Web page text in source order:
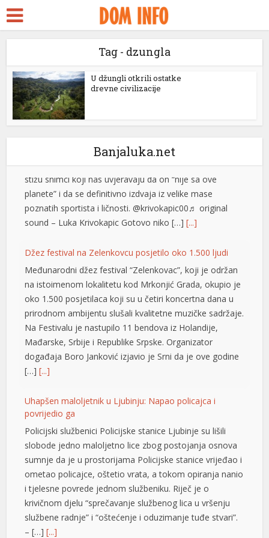
Escort
ifşa
panel
panel
panel
panel
panel
panel
panel
panel
panel
panel
panel
panel
panel
Tag - dzungla
U džungli otkrili ostatke
drevne civilizacije
Banjaluka.net
Izašao na scenu: Novak Đoković zapjevao sa Vladom
Georgievom u Herceg Novom (VIDEO)
Srpski teniser Novak Đoković ne prestaje da
oduševljava region! Najbolji svih vremena je odlučio
stižu snimci koji nas uvjeravaju da on “nije sa ove
planete” i da se definitivno izdvaja iz velike mase
poznatih sportista i ličnosti. @krivokapic00♬ original
sound – Luka Krivokapic Gotovo niko […][...]
Džez festival na Zelenkovcu posjetilo oko 1.500 ljudi
na istoimenom lokalitetu kod Mrkonjić Grada, okupio je
oko 1.500 posjetilaca koji su u četiri koncertna dana u
prirodnom ambijentu slušali kvalitetne muzičke sadržaje.
Na Festivalu je nastupilo 11 bendova iz Holandije,
Mađarske, Srbije i Republike Srpske. Organizator
događaja Boro Јanković izjavio je Srni da je ove godine
[…][...]
Uhapšen maloljetnik u Ljubinju: Napao policajca i
Policijski službenici Policijske stanice Ljubinje su lišili
slobode jedno maloljetno lice zbog postojanja osnova
sumnje da je u prostorijama Policijske stanice vrijeđao i
ometao policajce, oštetio vrata, a tokom opiranja nanio
i tjelesne povrede jednom službeniku. Riječ je o
krivičnom djelu “sprečavanje službenog lica u vršenju
službene radnje” i “oštećenje i oduzimanje tuđe stvari”.
– […][...]
Tompson u Imotskom pred 20.000 ljudi: Uzvici ZDS,